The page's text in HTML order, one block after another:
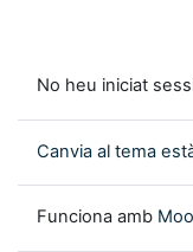
No heu iniciat
Canvia al tema
Funciona amb